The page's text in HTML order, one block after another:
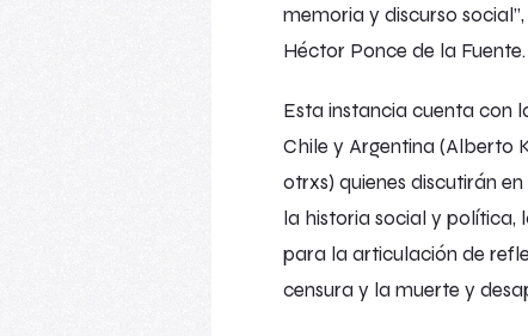
memoria y discurso
Héctor Ponce de la Fuente.
Esta instancia cuenta con
Chile y Argentina (Alberto
otrxs) quienes discutirán
la historia social y política,
para la articulación de
censura y la muerte y